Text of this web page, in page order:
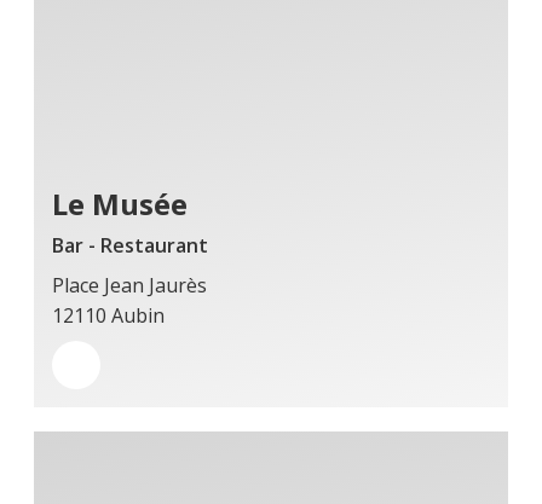
Le Musée
Bar - Restaurant
Place Jean Jaurès
12110 Aubin